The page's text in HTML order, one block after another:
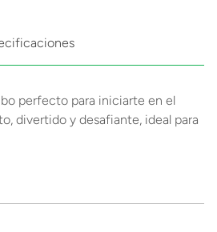
perfecto para iniciarte en el
divertido y desafiante, ideal para